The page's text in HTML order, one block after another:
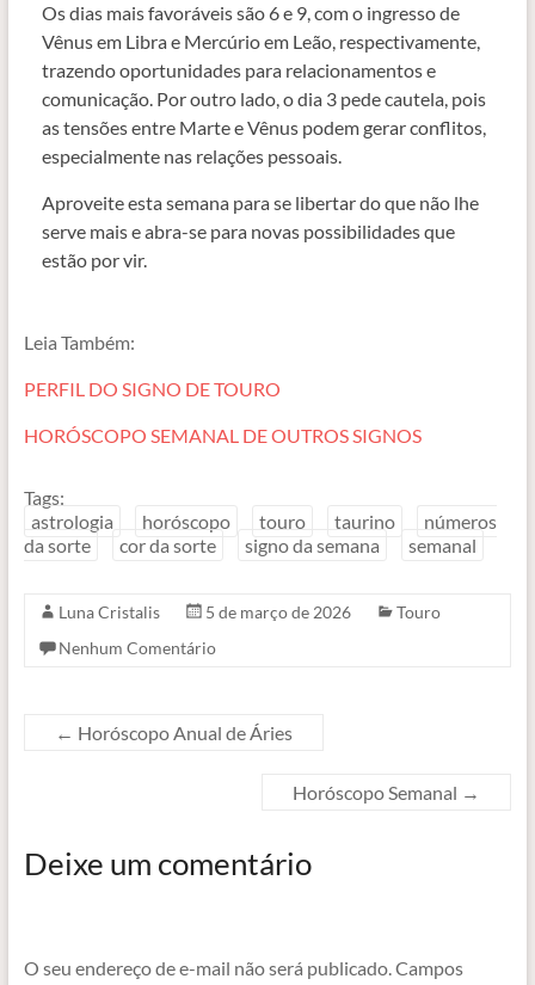
Os dias mais favoráveis são 6 e 9, com o ingresso de
Vênus em Libra e Mercúrio em Leão, respectivamente,
trazendo oportunidades para relacionamentos e
comunicação. Por outro lado, o dia 3 pede cautela, pois
as tensões entre Marte e Vênus podem gerar conflitos,
especialmente nas relações pessoais.
Aproveite esta semana para se libertar do que não lhe
serve mais e abra-se para novas possibilidades que
estão por vir.
Leia Também:
PERFIL DO SIGNO DE TOURO
HORÓSCOPO SEMANAL DE OUTROS SIGNOS
Tags:
astrologia
horóscopo touro taurino
números
da sorte
cor da sorte signo da semana semanal
Luna Cristalis 5 de março de 2026
Touro
Nenhum Comentário
← Horóscopo Anual de Áries
Horóscopo Semanal →
Deixe um comentário
O seu endereço de e-mail não será publicado.Campos